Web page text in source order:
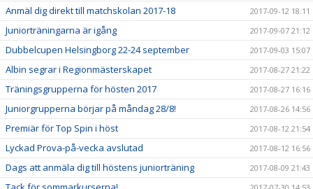
Anmäl dig direkt till matchskolan 2017-18 2017-09-12 18:11
Juniorträningarna är igång 2017-09-07 21:12
Dubbelcupen Helsingborg 22-24 september 2017-09-03 15:07
Albin segrar i Regionmästerskapet 2017-08-27 21:22
Träningsgrupperna för hösten 2017 2017-08-27 16:16
Juniorgrupperna börjar på måndag 28/8! 2017-08-26 14:56
Premiär för Top Spin i höst 2017-08-12 21:54
Lyckad Prova-på-vecka avslutad 2017-08-12 16:56
Dags att anmäla dig till höstens juniorträning 2017-08-09 21:43